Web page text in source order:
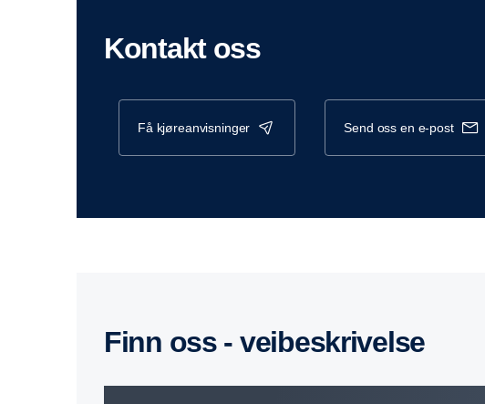
Kontakt oss
få kjøreanvisninger send oss en e-post
Finn oss - veibeskrivelse